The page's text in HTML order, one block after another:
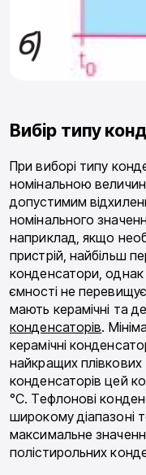
Вибір типу
При виборі типу
номінальною
допустимим
номінального
наприклад, якщо
пристрій, найбільш
конденсатори, однак
ємності не
мають керамічні та
конденсаторів.
керамічні
найкращих плівкових
конденсаторів цей
°С. Тефлонові
широкому діапазоні
максимальне
полістирольних